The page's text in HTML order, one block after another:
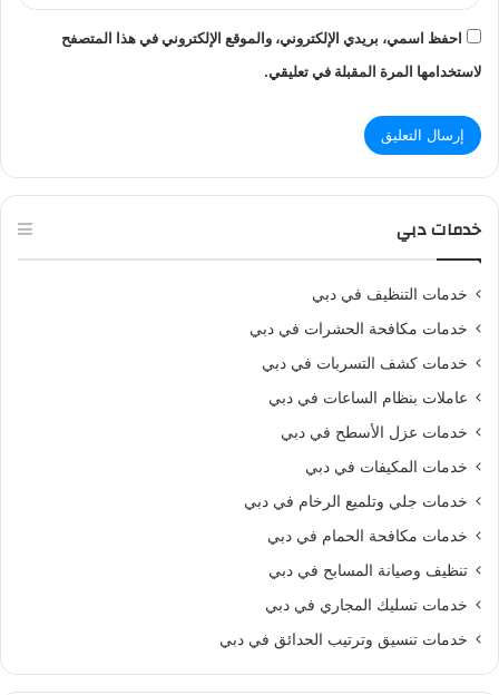
احفظ اسمي، بريدي الإلكتروني، والموقع الإلكتروني في هذا المتصفح
لاستخدامها المرة المقبلة في تعليقي.
خدمات دبي
خدمات التنظيف في دبي
خدمات مكافحة الحشرات في دبي
خدمات كشف التسربات في دبي
عاملات بنظام الساعات في دبي
خدمات عزل الأسطح في دبي
خدمات المكيفات في دبي
خدمات جلي وتلميع الرخام في دبي
خدمات مكافحة الحمام في دبي
تنظيف وصيانة المسابح في دبي
خدمات تسليك المجاري في دبي
خدمات تنسيق وترتيب الحدائق في دبي